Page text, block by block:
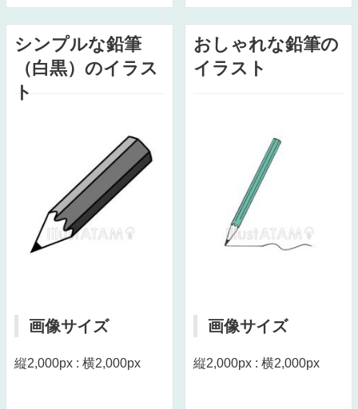
シンプルな鉛筆
（白黒）のイラス
ト
画像サイズ
縦2,000px : 横2,000px
おしゃれな鉛筆の
イラスト
画像サイズ
縦2,000px : 横2,000px